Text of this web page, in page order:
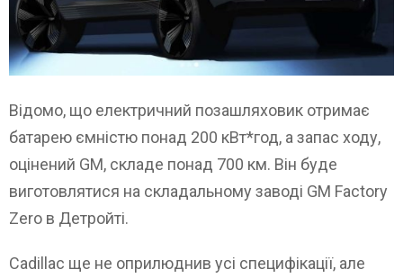
Відомо, що електричний позашляховик отримає
батарею ємністю понад 200 кВт*год, а запас ходу,
оцінений GM, складе понад 700 км. Він буде
виготовлятися на складальному заводі GM Factory
Zero в Детройті.
Cadillac ще не оприлюднив усі специфікації, але